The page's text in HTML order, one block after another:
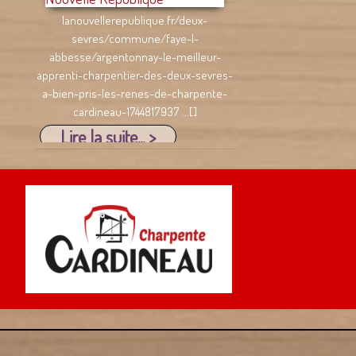
Lire la suite... >
Article Courrier de l'Ouest du
02.03.23
Une Tour coiffée pour des siécles. C'est
le titre choisi par le Courrier de ...[]
Lire la suite... >